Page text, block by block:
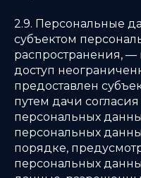
2.9. Персональные
субъектом
распространения,
доступ
предоставлен
путем дачи
персональных
персональных
порядке,
персональных